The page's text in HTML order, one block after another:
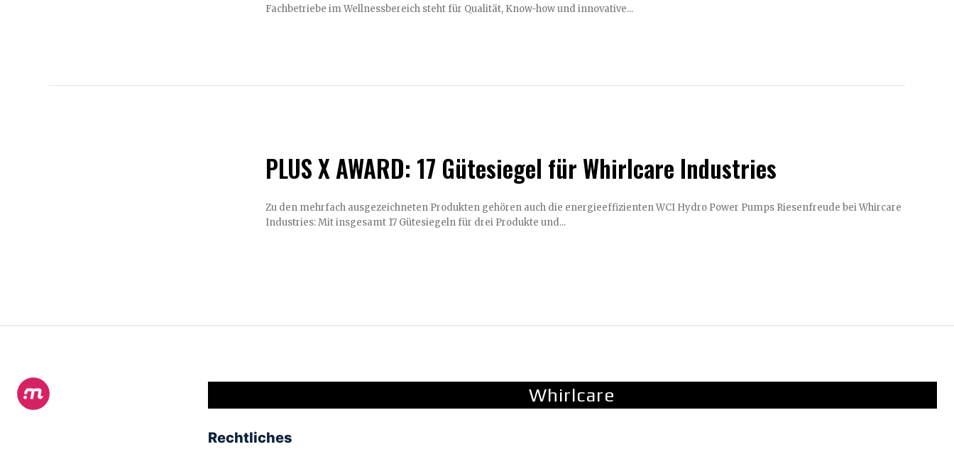
Fachbetriebe im Wellnessbereich steht für Qualität, Know-how und innovative...
PLUS X AWARD: 17 Gütesiegel für Whirlcare Industries
Zu den mehrfach ausgezeichneten Produkten gehören auch die energieeffizienten WCI Hydro Power Pumps Riesenfreude bei Whircare
Industries: Mit insgesamt 17 Gütesiegeln für drei Produkte und...
Whirlcare
Rechtliches